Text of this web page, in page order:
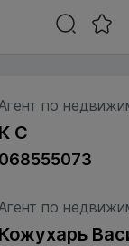
по
К С
068555073
по
Кожухарь